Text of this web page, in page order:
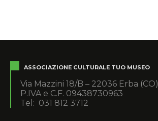
ASSOCIAZIONE CULTURALE TUO MUSEO
Via Mazzini 18/B – 22036 Erba (CO)
P.IVA e C.F. 09438730963
Tel: 031 812 3712